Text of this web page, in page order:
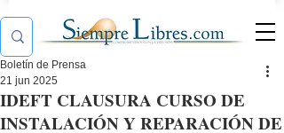
IDEFT CLAUSURA CURSO DE
INSTALACIÓN Y REPARACIÓN DE
Boletín de Prensa
21 jun 2025